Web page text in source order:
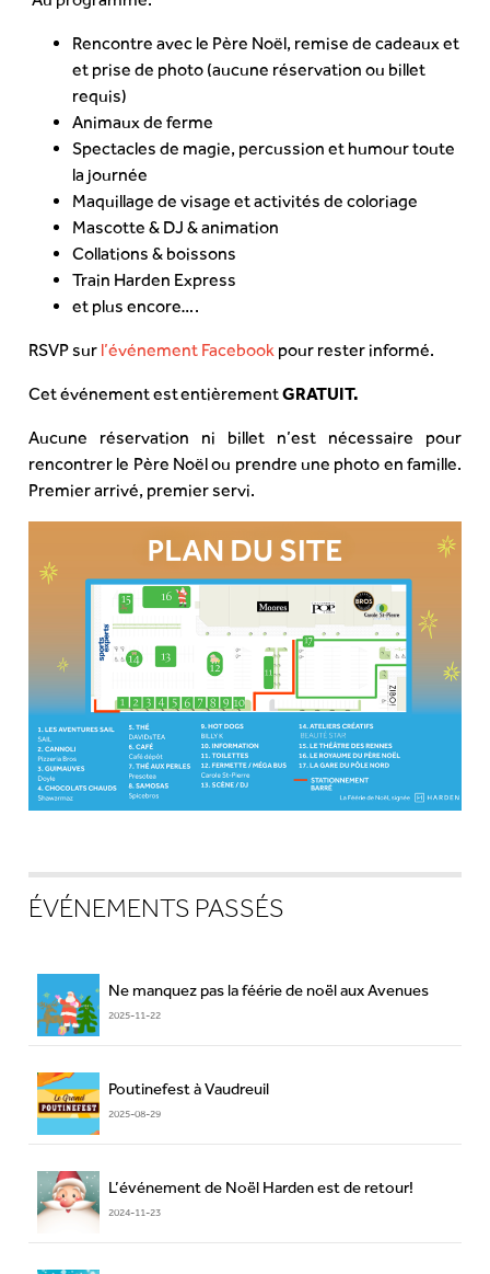
Rencontre avec le Père Noël, remise de cadeaux et
et prise de photo (aucune réservation ou billet
requis)
Animaux de ferme
Spectacles de magie, percussion et humour toute
la journée
Maquillage de visage et activités de coloriage
Mascotte & DJ & animation
Collations & boissons
Train Harden Express
et plus encore….
RSVP sur l’événement Facebook pour rester informé.
Cet événement est entièrementGRATUIT.
Aucune réservation ni billet n’est nécessaire pour
rencontrer le Père Noël ou prendre une photo en famille.
Premier arrivé, premier servi.
ÉVÉNEMENTS PASSÉS
Ne manquez pas la féérie de noël aux Avenues
2025-11-22
Poutinefest à Vaudreuil
2025-08-29
L’événement de Noël Harden est de retour!
2024-11-23